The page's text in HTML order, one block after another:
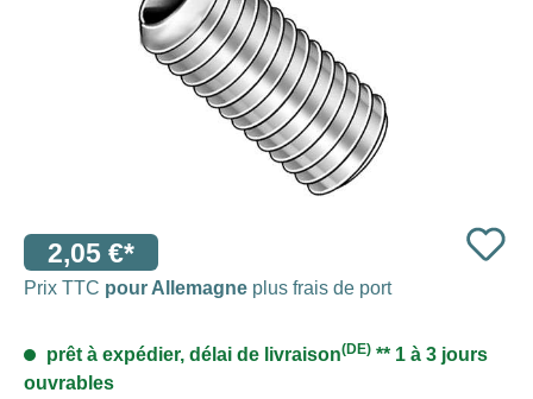
2,05 €*
Prix TTC pour Allemagne plus frais de port
prêt à expédier, délai de livraison(DE) ** 1 à 3 jours
ouvrables